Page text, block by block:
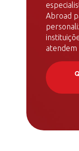
Abroad
atendem